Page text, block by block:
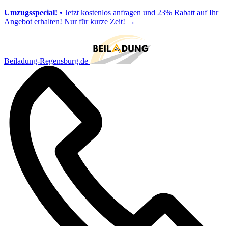
Umzugsspecial! • Jetzt kostenlos anfragen und 23% Rabatt auf Ihr
Angebot erhalten! Nur für kurze Zeit! →
Beiladung-Regensburg.de